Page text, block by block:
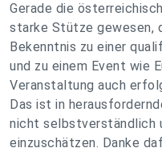
Gerade die
starke Stütze gewesen,
Bekenntnis zu einer
und zu einem Event wie
Veranstaltung auch
Das ist in
nicht selbstverständlich
einzuschätzen. Danke